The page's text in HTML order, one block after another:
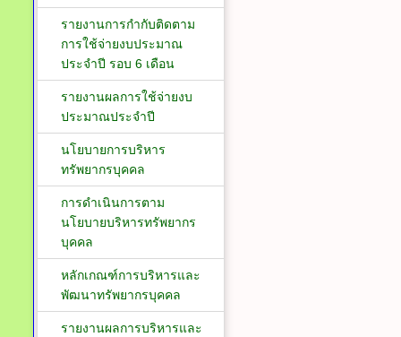
รายงานการกำกับติดตาม
การใช้จ่ายงบประมาณ
ประจำปี รอบ 6 เดือน
รายงานผลการใช้จ่ายงบ
ประมาณประจำปี
นโยบายการบริหาร
ทรัพยากรบุคคล
การดำเนินการตาม
นโยบายบริหารทรัพยากร
บุคคล
หลักเกณฑ์การบริหารและ
พัฒนาทรัพยากรบุคคล
รายงานผลการบริหารและ